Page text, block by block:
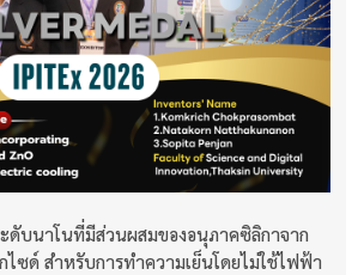
ดับนาโนที่มีส่วนผสมของอนุภาคซิลิกาจาก
ไซด์ สำหรับการทำความเย็นโดยไม่ใช้ไฟฟ้า